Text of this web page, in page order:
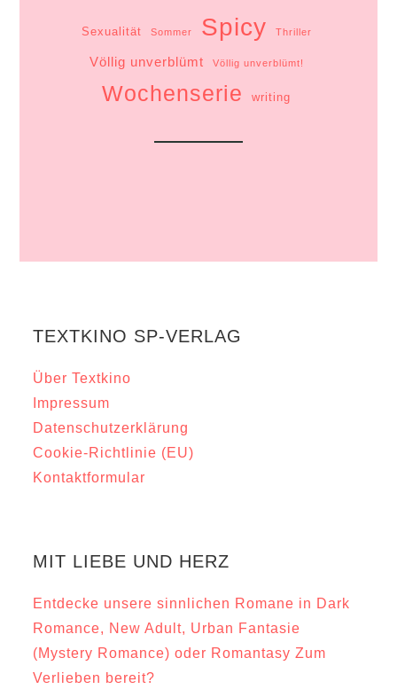
Sexualität Sommer Spicy Thriller
Völlig unverblümt Völlig unverblümt!
Wochenserie writing
TEXTKINO SP-VERLAG
Über Textkino
Impressum
Datenschutzerklärung
Cookie-Richtlinie (EU)
Kontaktformular
MIT LIEBE UND HERZ
Entdecke unsere sinnlichen Romane in Dark
Romance, New Adult, Urban Fantasie
(Mystery Romance) oder Romantasy Zum
Verlieben bereit?